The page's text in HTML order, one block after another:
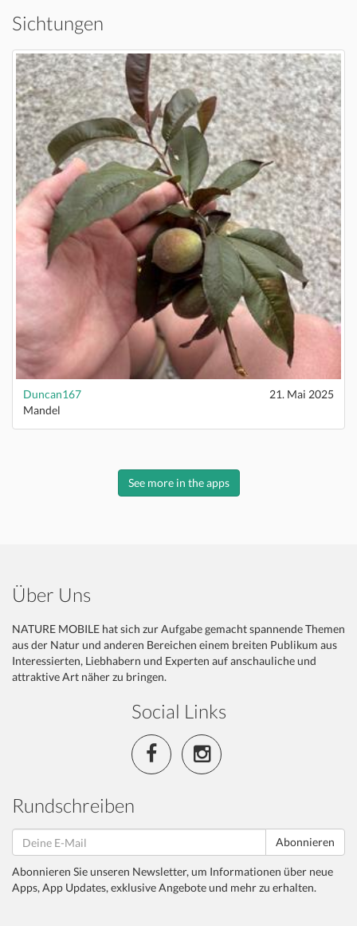
Sichtungen
Duncan167
21. Mai 2025
Mandel
See more in the apps
Über Uns
NATURE MOBILE hat sich zur Aufgabe gemacht spannende Themen
aus der Natur und anderen Bereichen einem breiten Publikum aus
Interessierten, Liebhabern und Experten auf anschauliche und
attraktive Art näher zu bringen.
Social Links
Rundschreiben
Abonnieren
Abonnieren Sie unseren Newsletter, um Informationen über neue
Apps, App Updates, exklusive Angebote und mehr zu erhalten.